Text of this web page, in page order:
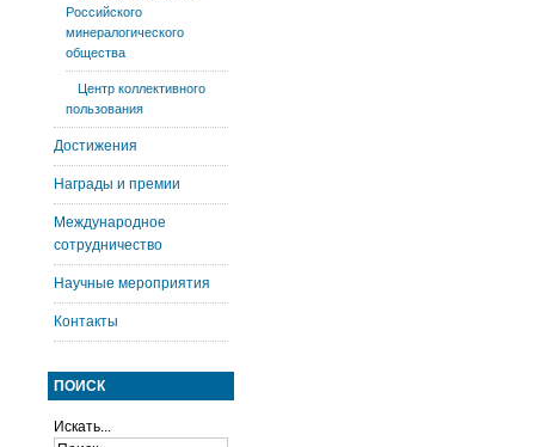
Российского
минералогического
общества
Центр коллективного
пользования
Достижения
Награды и премии
Международное
сотрудничество
Научные мероприятия
Контакты
ПОИСК
Искать...